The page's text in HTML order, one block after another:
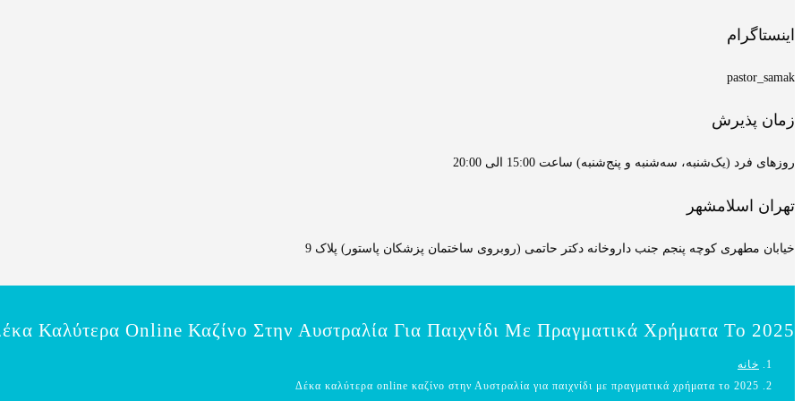
اینستاگرام
pastor_samak
زمان پذیرش
روزهای فرد (یک‌شنبه، سه‌شنبه و پنج‌شنبه) ساعت 15:00 الی 20:00
تهران اسلامشهر
خیابان مطهری کوچه پنجم جنب داروخانه دکتر حاتمی (روبروی ساختمان پزشکان پاستور) پلاک 9
Καλύτερα Online Καζίνο Στην Αυστραλία Για Παιχνίδι Με Πραγματικά Χρήματα Το 2025
خانه
Δέκα καλύτερα online καζίνο στην Αυστραλία για παιχνίδι με πραγματικά χρήματα το 2025